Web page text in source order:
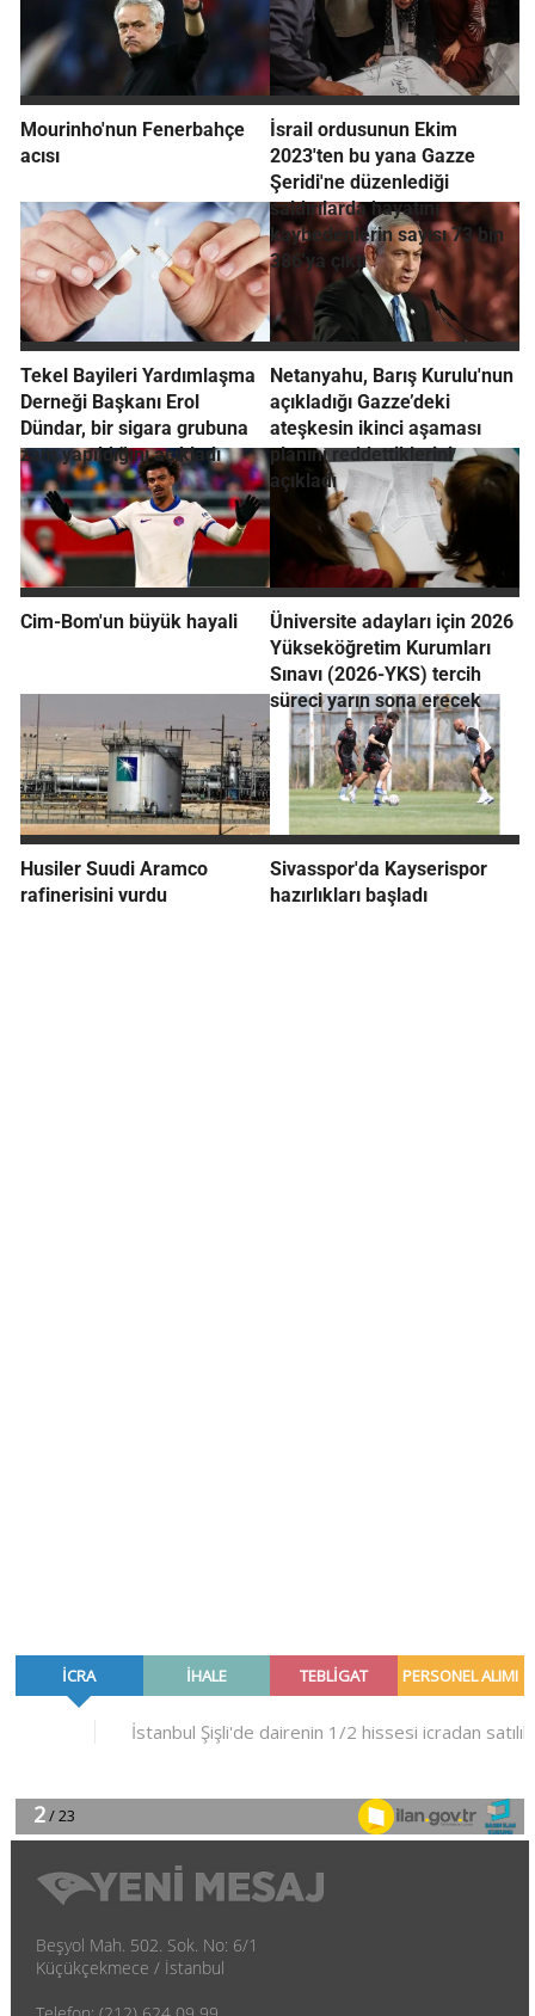
Mourinho'nun Fenerbahçe
acısı
İsrail ordusunun Ekim
2023'ten bu yana Gazze
Şeridi'ne düzenlediği
saldırılarda hayatını
kaybedenlerin sayısı 73 bin
386'ya çıktı
Tekel Bayileri Yardımlaşma
Derneği Başkanı Erol
Dündar, bir sigara grubuna
zam yapıldığını açıkladı
Netanyahu, Barış Kurulu'nun
açıkladığı Gazze’deki
ateşkesin ikinci aşaması
planını reddettiklerini
açıkladı
Cim-Bom'un büyük hayali
Üniversite adayları için 2026
Yükseköğretim Kurumları
Sınavı (2026-YKS) tercih
süreci yarın sona erecek
Husiler Suudi Aramco
rafinerisini vurdu
Sivasspor'da Kayserispor
hazırlıkları başladı
Beşyol Mah. 502. Sok. No: 6/1
Küçükçekmece / İstanbul